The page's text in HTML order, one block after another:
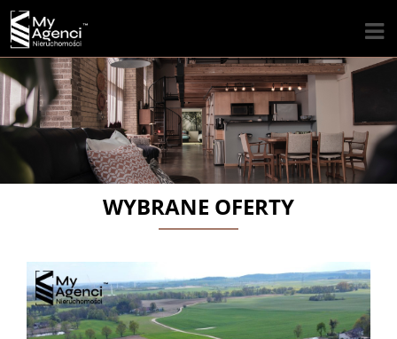
WYBRANE OFERTY